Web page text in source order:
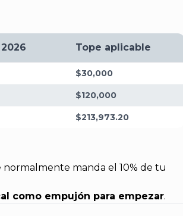
Tope aplicable
$30,000
$120,000
$213,973.20
manda el 10% de tu
como empujón para empezar.